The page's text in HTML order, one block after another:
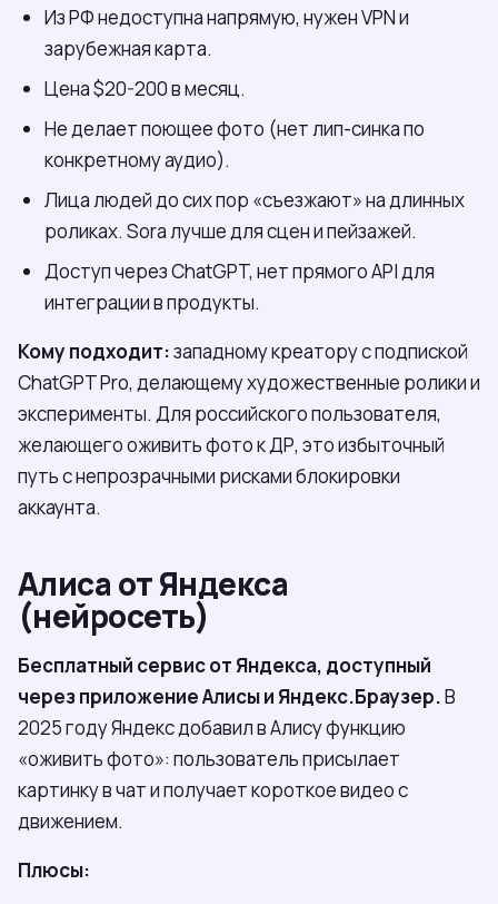
Из РФ недоступна напрямую, нужен VPN и
зарубежная карта.
Цена $20-200 в месяц.
Не делает поющее фото (нет лип-синка по
конкретному аудио).
Лица людей до сих пор «съезжают» на длинных
роликах. Sora лучше для сцен и пейзажей.
Доступ через ChatGPT, нет прямого API для
интеграции в продукты.
Кому подходит:западному креатору с подпиской
ChatGPT Pro, делающему художественные ролики и
эксперименты. Для российского пользователя,
желающего оживить фото к ДР, это избыточный
путь с непрозрачными рисками блокировки
аккаунта.
Алиса от Яндекса
(нейросеть)
Бесплатный сервис от Яндекса, доступный
через приложение Алисы и Яндекс.Браузер.В
2025 году Яндекс добавил в Алису функцию
«оживить фото»: пользователь присылает
картинку в чат и получает короткое видео с
движением.
Плюсы: